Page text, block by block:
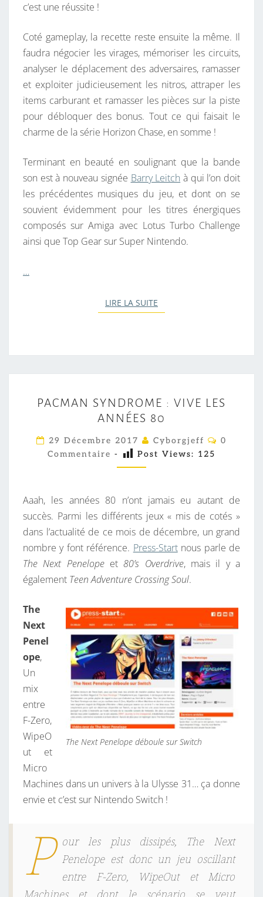
c’est une réussite !
Coté gameplay, la recette reste ensuite la même. Il
faudra négocier les virages, mémoriser les circuits,
analyser le déplacement des adversaires, ramasser
et exploiter judicieusement les nitros, attraper les
items carburant et ramasser les pièces sur la piste
pour débloquer des bonus. Tout ce qui faisait le
charme de la série Horizon Chase, en somme !
Terminant en beauté en soulignant que la bande
son est à nouveau signée Barry Leitch à qui l’on doit
les précédentes musiques du jeu, et dont on se
souvient évidemment pour les titres énergiques
composés sur Amiga avec Lotus Turbo Challenge
ainsi que Top Gear sur Super Nintendo.
…
LIRE LA SUITE
A
C
M
A
N
Y
N
D
R
O
M
V
I
V
E
L
E
S
A
É
E
PACMAN SYNDROME : VIVE LES
ANNÉES 80
29 Décembre 2017 Cyborgjeff
C
A
I
R
E
S
0
Commentaire - Post Views: 125
Aaah, les années 80 n’ont jamais eu autant de
succès. Parmi les différents jeux « mis de cotés »
dans l’actualité de ce mois de décembre, un grand
nombre y font référence. Press-Startnous parle de
The Next Penelopeet80’s Overdrive, mais il y a
également Teen Adventure Crossing Soul.
The Next Penelope déboule sur Switch
The
Next
Penel
ope,
Un
mix
entre
F-Zero,
WipeO
ut et
Micro
Machines dans un univers à la Ulysse 31… ça donne
envie et c’est sur Nintendo Switch !
P our les plus dissipés, The Next
Penelope est donc un jeu oscillant
entre F-Zero, WipeOut et Micro